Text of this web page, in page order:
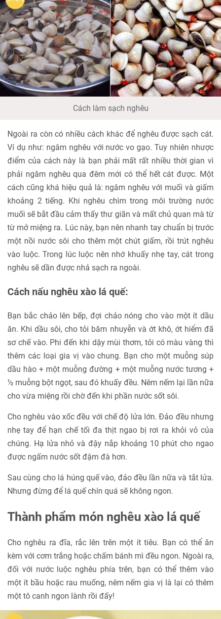
Cách làm sạch nghêu
Ngoài ra còn có nhiều cách khác để nghêu được sạch cát.
Ví dụ như: ngâm nghêu với nước vo gạo. Tuy nhiên nhược
điểm của cách này là bạn phải mất rất nhiều thời gian vì
phải ngâm nghêu qua đêm mới có thể hết cát được. Một
cách cũng khá hiệu quả là: ngâm nghêu với muối và giấm
khoảng 2 tiếng. Khi nghêu chìm trong môi trường nước
muối sẽ bắt đầu cảm thấy thư giãn và mất chủ quan mà từ
từ mở miệng ra. Lúc này, bạn nên nhanh tay chuẩn bị trước
một nồi nước sôi cho thêm một chút giấm, rồi trút nghêu
vào luộc. Trong lúc luộc nên nhớ khuấy nhẹ tay, cát trong
nghêu sẽ dần được nhả sạch ra ngoài.
Cách nấu nghêu xào lá quế:
Bạn bắc chảo lên bếp, đợi chảo nóng cho vào một ít dầu
ăn. Khi dầu sôi, cho tỏi băm nhuyễn và ớt khô, ớt hiểm đã
sơ chế vào. Phi đến khi dậy mùi thơm, tỏi có màu vàng thì
thêm các loại gia vị vào chung. Bạn cho một muỗng súp
dầu hào + một muỗng đường + một muỗng nước tương +
½ muỗng bột ngọt, sau đó khuấy đều. Nêm nếm lại lần nữa
cho vừa miệng rồi chờ đến khi phần nước sốt sôi.
Cho nghêu vào xốc đều với chế độ lửa lớn. Đảo đều nhưng
nhẹ tay để hạn chế tối đa thịt ngao bị rơi ra khỏi vỏ của
chúng. Hạ lửa nhỏ và đậy nắp khoảng 10 phút cho ngao
được ngấm nước sốt đậm đà hơn.
Sau cùng cho lá húng quế vào, đảo đều lần nữa và tắt lửa.
Nhưng đừng để lá quế chín quá sẽ không ngon.
Thành phẩm món nghêu xào lá quế
Cho nghêu ra đĩa, rắc lên trên một ít tiêu. Bạn có thể ăn
kèm với cơm trắng hoặc chấm bánh mì đều ngon. Ngoài ra,
đối với nước luộc nghêu phía trên, bạn có thể thêm vào
một ít bầu hoặc rau muống, nêm nếm gia vị là lại có thêm
một tô canh ngon lành rồi đấy!